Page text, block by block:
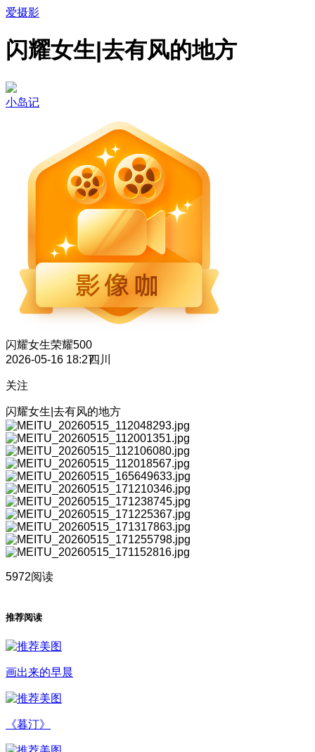
爱摄影
闪耀女生|去有风的地方
小岛记
闪耀女生荣耀500
2026-05-16 18:27四川
关注
闪耀女生|去有风的地方
5972阅读
推荐阅读
画出来的早晨
《暮汀》